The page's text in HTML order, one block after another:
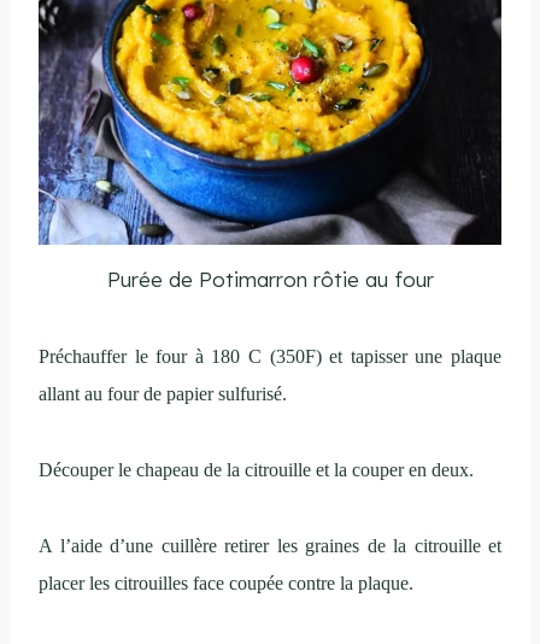
Purée de Potimarron rôtie au four
Préchauffer le four à 180 C (350F) et tapisser une plaque
allant au four de papier sulfurisé.
Découper le chapeau de la citrouille et la couper en deux.
A l’aide d’une cuillère retirer les graines de la citrouille et
placer les citrouilles face coupée contre la plaque.